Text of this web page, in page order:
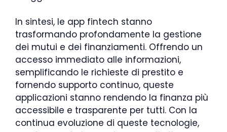
In sintesi, le app fintech stanno
trasformando profondamente la gestione
dei mutui e dei finanziamenti. Offrendo un
accesso immediato alle informazioni,
semplificando le richieste di prestito e
fornendo supporto continuo, queste
applicazioni stanno rendendo la finanza più
accessibile e trasparente per tutti. Con la
continua evoluzione di queste tecnologie,